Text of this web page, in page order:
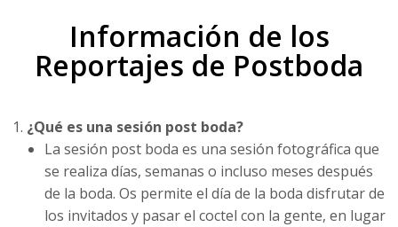
Información de los
Reportajes de Postboda
¿Qué es una sesión post boda?
La sesión post boda es una sesión fotográfica que
se realiza días, semanas o incluso meses después
de la boda. Os permite el día de la boda disfrutar de
los invitados y pasar el coctel con la gente, en lugar